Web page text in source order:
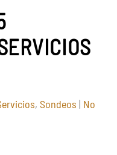
, Sondeos | No